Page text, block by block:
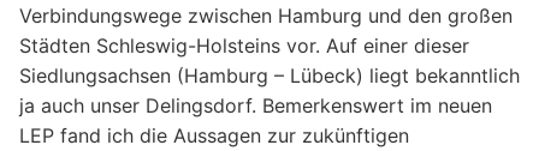
Verbindungswege zwischen Hamburg und den großen
Städten Schleswig-Holsteins vor. Auf einer dieser
Siedlungsachsen (Hamburg – Lübeck) liegt bekanntlich
ja auch unser Delingsdorf. Bemerkenswert im neuen
LEP fand ich die Aussagen zur zukünftigen